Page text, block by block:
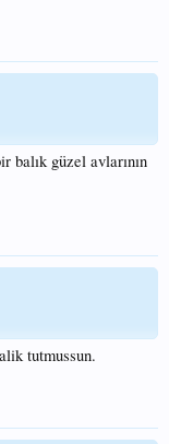
balık güzel avlarının
tutmussun.